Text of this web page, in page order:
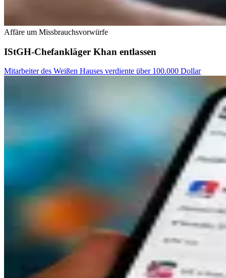
Affäre um Missbrauchsvorwürfe
IStGH-Chefankläger Khan entlassen
Mitarbeiter des Weißen Hauses verdiente über 100.000 Dollar